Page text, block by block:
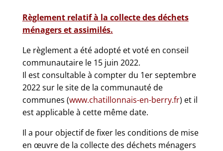
Règlement relatif à la collecte des déchets
ménagers et assimilés.
Le règlement a été adopté et voté en conseil
communautaire le 15 juin 2022.
Il est consultable à compter du 1er septembre
2022 sur le site de la communauté de
communes (www.chatillonnais-en-berry.fr) et il
est applicable à cette même date.
Il a pour objectif de fixer les conditions de mise
en œuvre de la collecte des déchets ménagers